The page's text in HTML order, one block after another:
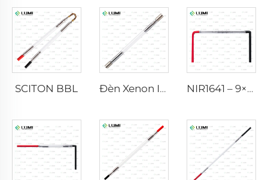
SCITON BBL Đèn Xenon IPL P1640 – 7×47×110 mm NIR1641 – 9×45×110 mm